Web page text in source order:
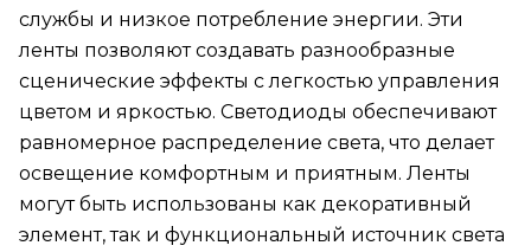
службы и низкое потребление энергии. Эти
ленты позволяют создавать разнообразные
сценические эффекты с легкостью управления
цветом и яркостью. Светодиоды обеспечивают
равномерное распределение света, что делает
освещение комфортным и приятным. Ленты
могут быть использованы как декоративный
элемент, так и функциональный источник света